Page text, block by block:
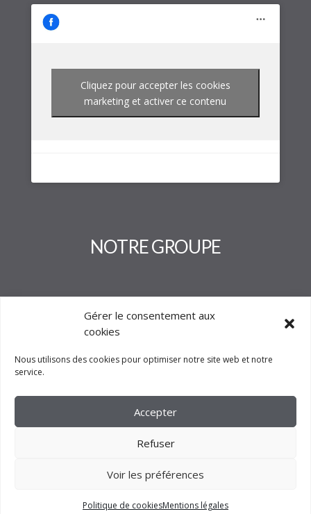
Gérer le consentement aux
cookies
Nous utilisons des cookies pour optimiser notre site web et notre
service.
Accepter
Refuser
Voir les préférences
Politique de cookiesMentions légales
Cliquez pour accepter les cookies
marketing et activer ce contenu
NOTRE GROUPE
FM CRÉATION